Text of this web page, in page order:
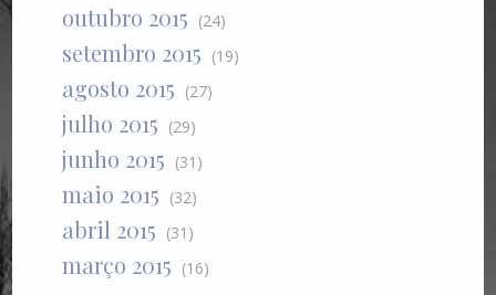
outubro 2015 (24)
setembro 2015 (19)
agosto 2015 (27)
julho 2015 (29)
junho 2015 (31)
maio 2015 (32)
abril 2015 (31)
março 2015 (16)